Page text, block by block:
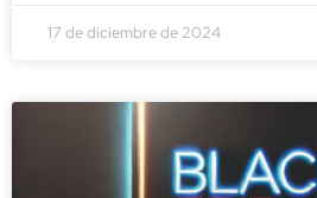
17 de diciembre de 2024